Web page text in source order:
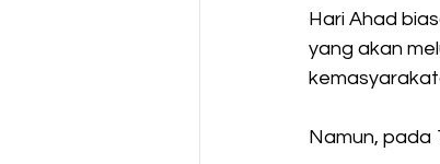
Hari Ahad
yang akan
Namun, pada